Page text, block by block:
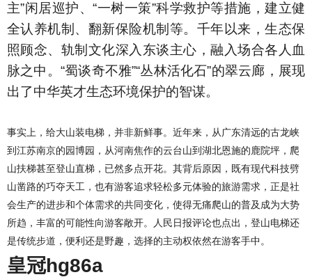
主”闲居巡护、“一树一策”科学救护等措施，建立健
全认养机制、翻新保险机制等。千年以来，生态保
照顾念、轨制文化深入东谈主心，融入场合各人血
脉之中。“蜀谈奇不雅”“丛林活化石”的翠云廊，展现
出了中华英才生态环境保护的智谋。
事实上，给大山装电梯，并非新鲜事。近年来，从广东清远的古龙峡
到江苏南京的园博园，从河南焦作的云台山到湖北恩施的鹿院坪，爬
山扶梯甚至登山直梯，已然多点开花。其背后原因，既有现代科技劈
山凿路的巧夺天工，也有游客追求轻松多元体验的旅游需求，正是社
会生产的进步和个体需求的共同变化，使得无痛爬山的普及成为大势
所趋，丰富的可能性向游客敞开。人民日报评论也点出，登山电梯还
是传统步道，便利还是野趣，选择的主动权依然在游客手中。
皇冠hg86a